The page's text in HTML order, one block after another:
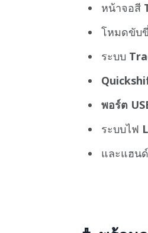
หน้าจอสี
โหมดขับ
ระบบ
พอร์ต
ระบบไฟ
และแฮน